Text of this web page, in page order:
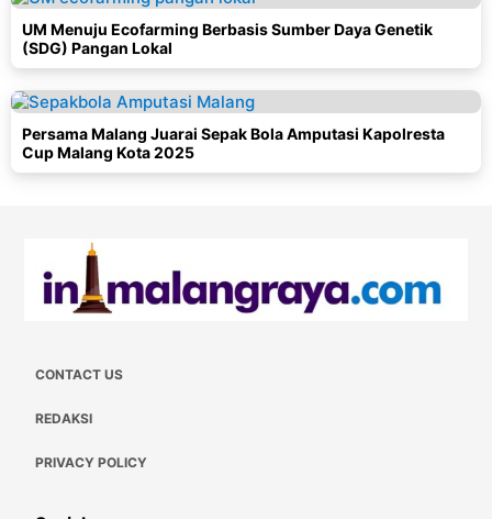
UM Menuju Ecofarming Berbasis Sumber Daya Genetik
(SDG) Pangan Lokal
Persama Malang Juarai Sepak Bola Amputasi Kapolresta
Cup Malang Kota 2025
CONTACT US
REDAKSI
PRIVACY POLICY